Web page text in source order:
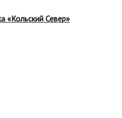
«Кольский Север»